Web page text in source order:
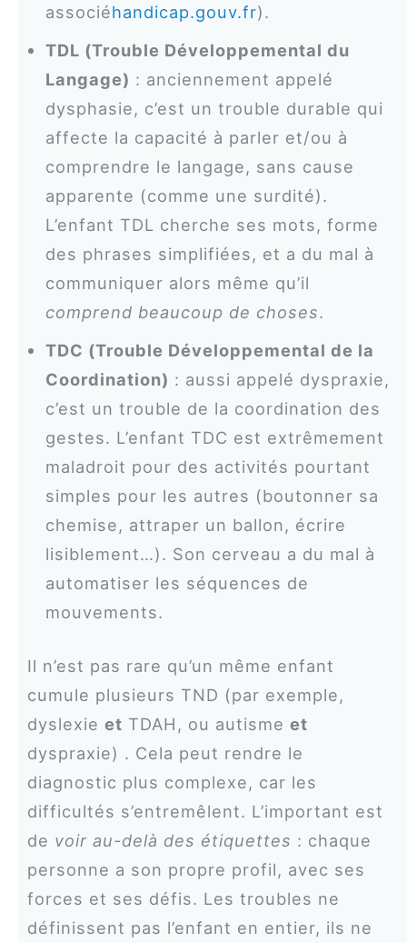
associéhandicap.gouv.fr).
TDL (Trouble Développemental du
Langage) : anciennement appelé
dysphasie, c’est un trouble durable qui
affecte la capacité à parler et/ou à
comprendre le langage, sans cause
apparente (comme une surdité).
L’enfant TDL cherche ses mots, forme
des phrases simplifiées, et a du mal à
communiquer alors même qu’il
comprend beaucoup de choses.
TDC (Trouble Développemental de la
Coordination) : aussi appelé dyspraxie,
c’est un trouble de la coordination des
gestes. L’enfant TDC est extrêmement
maladroit pour des activités pourtant
simples pour les autres (boutonner sa
chemise, attraper un ballon, écrire
lisiblement…). Son cerveau a du mal à
automatiser les séquences de
mouvements.
Il n’est pas rare qu’un même enfant
cumule plusieurs TND (par exemple,
dyslexie et TDAH, ou autisme et
dyspraxie) . Cela peut rendre le
diagnostic plus complexe, car les
difficultés s’entremêlent. L’important est
de voir au-delà des étiquettes : chaque
personne a son propre profil, avec ses
forces et ses défis. Les troubles ne
définissent pas l’enfant en entier, ils ne